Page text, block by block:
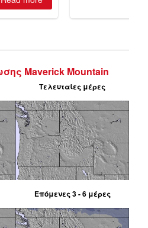
Maverick Mountain
Τελευταίες μέρες
Επόμενες 3 - 6 μέρες